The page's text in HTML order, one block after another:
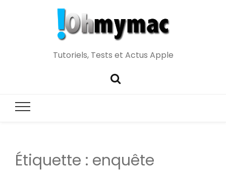
Tutoriels, Tests et Actus Apple
Étiquette : enquête